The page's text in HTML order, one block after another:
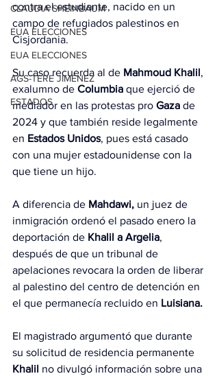
CLAUDIA SHEINBAUM
EUA ELECCIONES
EUA ELECCIONES
AGS-TERE JIMÉNEZ
ESTADOS
contra el estudiante, nacido en un
campo de refugiados palestinos en
Cisjordania.
Su caso recuerda al de Mahmoud Khalil,
exalumno de Columbia que ejerció de
mediador en las protestas pro Gaza de
2024 y que también reside legalmente
en Estados Unidos, pues está casado
con una mujer estadounidense con la
que tiene un hijo.
A diferencia de Mahdawi, un juez de
inmigración ordenó el pasado enero la
deportación de Khalil a Argelia,
después de que un tribunal de
apelaciones revocara la orden de liberar
al palestino del centro de detención en
el que permanecía recluido en Luisiana.
El magistrado argumentó que durante
su solicitud de residencia permanente
Khalil no divulgó información sobre una